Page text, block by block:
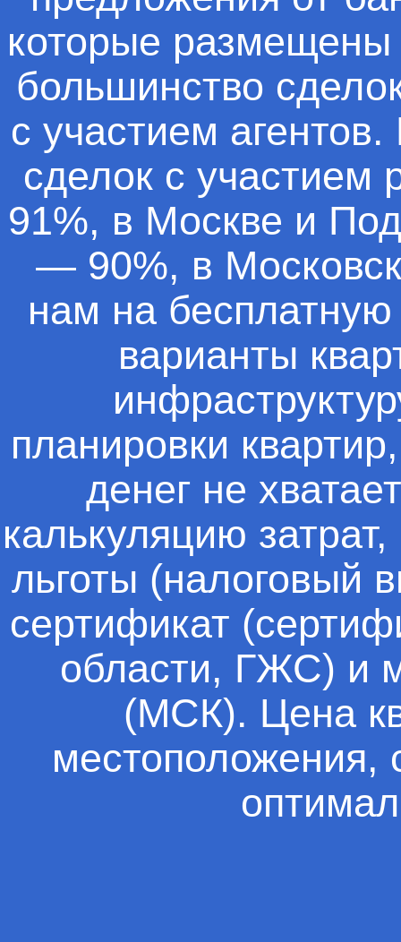
которые размещены
большинство
с участием
сделок с участием
91%, в Москве и
— 90%, в
нам на
варианты
планировки
денег не
калькуляцию
льготы (налоговый
сертификат
области, ГЖС) и
(МСК). Цена
местоположения,